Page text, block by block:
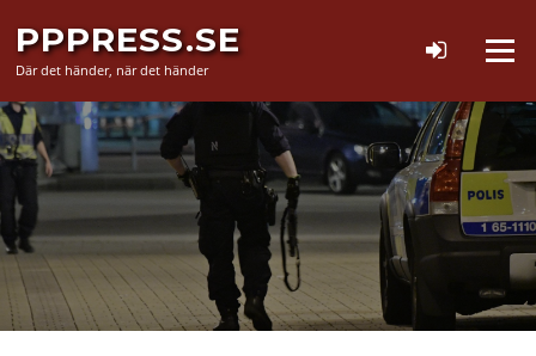
innehåll
PPPRESS.SE
Där det händer, när det händer
Meny